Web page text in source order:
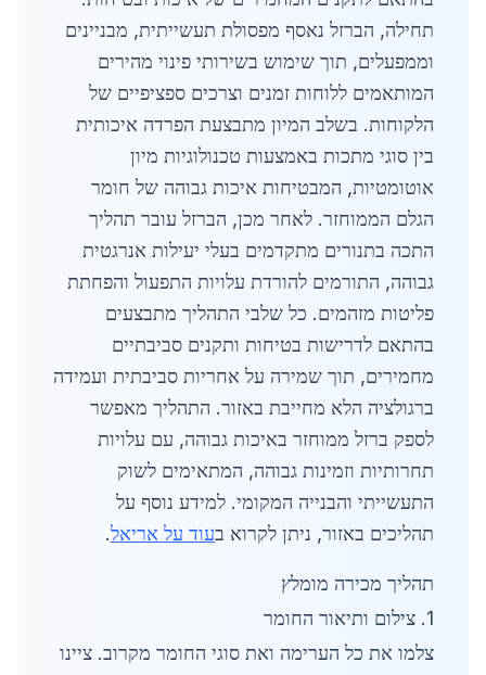
תחילה, הברזל נאסף מפסולת תעשייתית, מבניינים
וממפעלים, תוך שימוש בשירותי פינוי מהירים
המותאמים ללוחות זמנים וצרכים ספציפיים של
הלקוחות. בשלב המיון מתבצעת הפרדה איכותית
בין סוגי מתכות באמצעות טכנולוגיות מיון
אוטומטיות, המבטיחות איכות גבוהה של חומר
הגלם הממוחזר. לאחר מכן, הברזל עובר תהליך
התכה בתנורים מתקדמים בעלי יעילות אנרגטית
גבוהה, התורמים להורדת עלויות התפעול והפחתת
פליטות מזהמים. כל שלבי התהליך מתבצעים
בהתאם לדרישות בטיחות ותקנים סביבתיים
מחמירים, תוך שמירה על אחריות סביבתית ועמידה
ברגולציה הלא מחייבת באזור. התהליך מאפשר
לספק ברזל ממוחזר באיכות גבוהה, עם עלויות
תחרותיות וזמינות גבוהה, המתאימים לשוק
התעשייתי והבנייה המקומי. למידע נוסף על
תהליכים באזור, ניתן לקרוא בעוד על אריאל.
תהליך מכירה מומלץ
1. צילום ותיאור החומר
צלמו את כל הערימה ואת סוגי החומר מקרוב. ציינו